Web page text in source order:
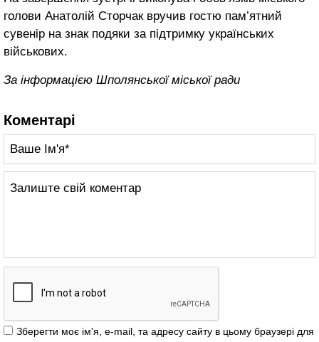
голови Анатолій Сторчак вручив гостю пам’ятний
сувенір на знак подяки за підтримку українських
військових.
За інформацією Шполянської міської ради
Коментарі
Зберегти моє ім'я, e-mail, та адресу сайту в цьому браузері для